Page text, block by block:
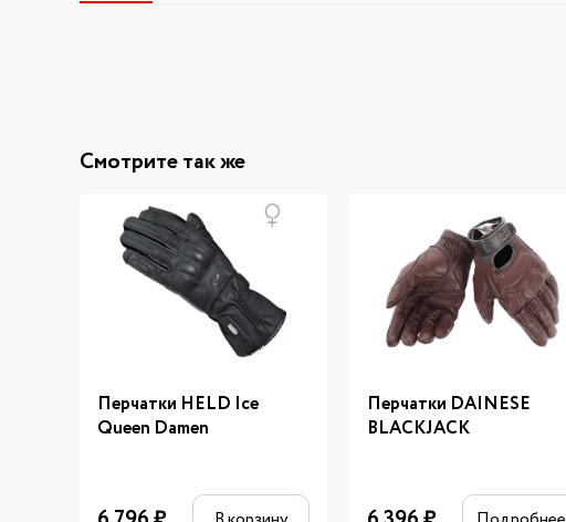
Смотрите так же
Перчатки HELD Ice
Queen Damen
Перчатки DAINESE
BLACKJACK